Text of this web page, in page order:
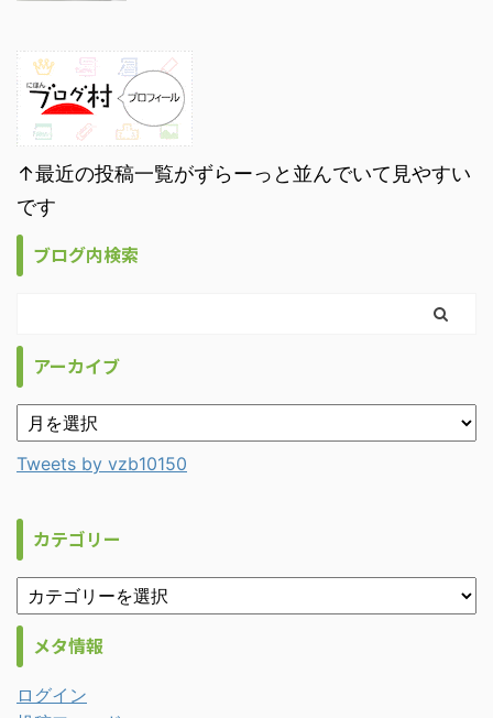
↑最近の投稿一覧がずらーっと並んでいて見やすい
です
ブログ内検索
アーカイブ
Tweets by vzb10150
カテゴリー
メタ情報
ログイン